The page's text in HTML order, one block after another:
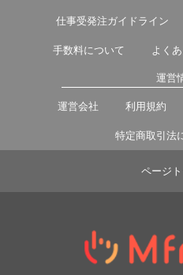
仕事受発注ガイドライン
手数料について よく
運営
運営会社 利用規約
特定商取引法
ページ